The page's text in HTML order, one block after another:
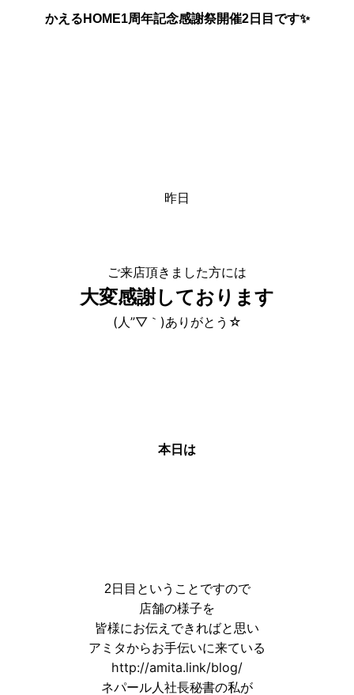
かえるHOME1周年記念感謝祭開催2日目です✨
昨日
ご来店頂きました方には
大変感謝しております
(人”▽｀)ありがとう☆
本日は
2日目ということですので
店舗の様子を
皆様にお伝えできればと思い
アミタからお手伝いに来ている
http://amita.link/blog/
ネパール人社長秘書の私が